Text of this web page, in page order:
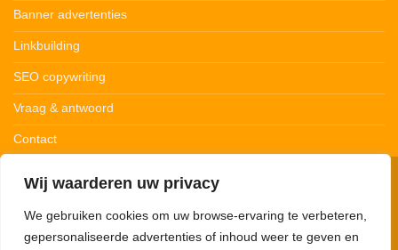
Wij waarderen uw privacy
We gebruiken cookies om uw browse-ervaring te verbeteren,
gepersonaliseerde advertenties of inhoud weer te geven en
Banner advertenties
Linkbuilding
SEO copywriting
Vraag & antwoord
Contact
Privacybeleid Cookiebeleid Disclaimer